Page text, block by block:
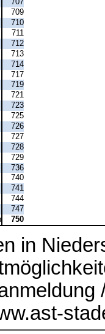
709
710
711
712
713
714
717
719
721
723
725
726
727
728
729
736
740
741
744
747
750
in